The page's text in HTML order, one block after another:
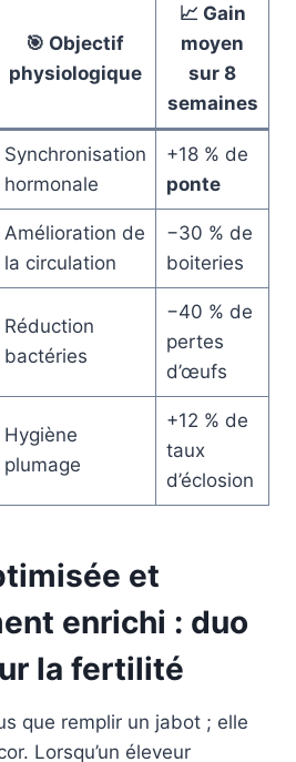
🎯 Objectif
physiologique
📈 Gain
moyen
sur 8
semaines
Synchronisation
hormonale
+18 % de
ponte
Amélioration de
la circulation
−30 % de
boiteries
Réduction
bactéries
−40 % de
pertes
d’œufs
Hygiène
plumage
+12 % de
taux
d’éclosion
et
enrichi : duo
la fertilité
que remplir un jabot ; elle
Lorsqu’un éleveur